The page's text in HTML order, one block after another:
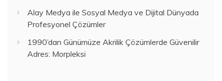
Alay Medya ile Sosyal Medya ve Dijital Dünyada
Profesyonel Çözümler
1990’dan Günümüze Akrilik Çözümlerde Güvenilir
Adres: Morpleksi